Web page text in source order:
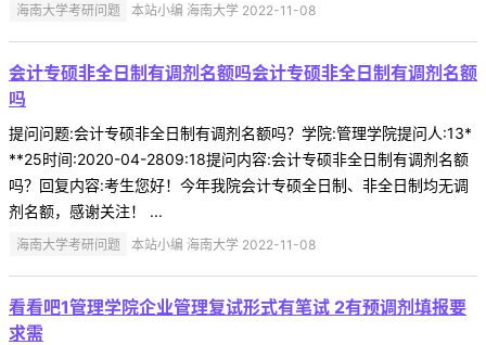
海南大学考研问题 本站小编 海南大学 2022-11-08
会计专硕非全日制有调剂名额吗会计专硕非全日制有调剂名额
吗
提问问题:会计专硕非全日制有调剂名额吗？学院:管理学院提问人:13*
**25时间:2020-04-2809:18提问内容:会计专硕非全日制有调剂名额
吗？回复内容:考生您好！今年我院会计专硕全日制、非全日制均无调
剂名额，感谢关注！ ...
海南大学考研问题 本站小编 海南大学 2022-11-08
看看吧1管理学院企业管理复试形式有笔试 2有预调剂填报要
求需